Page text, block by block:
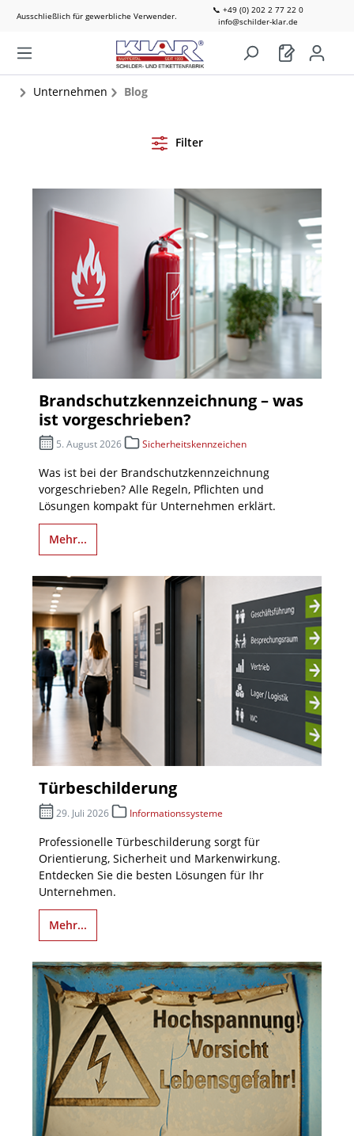
Ausschließlich für gewerbliche Verwender.
📞 +49 (0) 202 2 77 22 0
info@schilder-klar.de
Unternehmen Blog
Filter
Brandschutzkennzeichnung – was
ist vorgeschrieben?
5. August 2026 Sicherheitskennzeichen
Was ist bei der Brandschutzkennzeichnung
vorgeschrieben? Alle Regeln, Pflichten und
Lösungen kompakt für Unternehmen erklärt.
Mehr...
Türbeschilderung
29. Juli 2026 Informationssysteme
Professionelle Türbeschilderung sorgt für
Orientierung, Sicherheit und Markenwirkung.
Entdecken Sie die besten Lösungen für Ihr
Unternehmen.
Mehr...